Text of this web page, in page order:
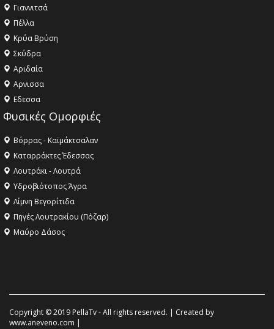
Γιαννιτσά
Πέλλα
Κρύα Βρύση
Σκύδρα
Αριδαία
Aρνισσα
Eδεσσα
Φυσικές Ομορφιές
Βόρρας - Καϊμάκτσαλαν
Καταρράκτες Έδεσσας
Λουτράκι - Λουτρά
Υδροβιότοπος Άγρα
Λίμνη Βεγορίτιδα
Πηγές Λουτρακίου (Πόζαρ)
Μαύρο Δάσος
Copyright © 2019 PellaTv - All rights reserved. | Created by
www.aneveno.com |